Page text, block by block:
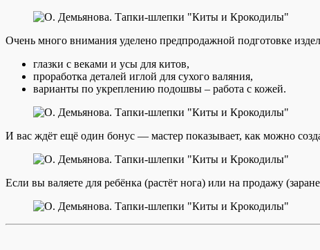
Очень много внимания уделено предпродажной подготовке
глазки с веками и усы для китов,
проработка деталей иглой для сухого валяния,
варианты по укреплению подошвы – работа с кожей.
И вас ждёт ещё один бонус — мастер показывает, как можно
Если вы валяете для ребёнка (растёт нога) или на продажу